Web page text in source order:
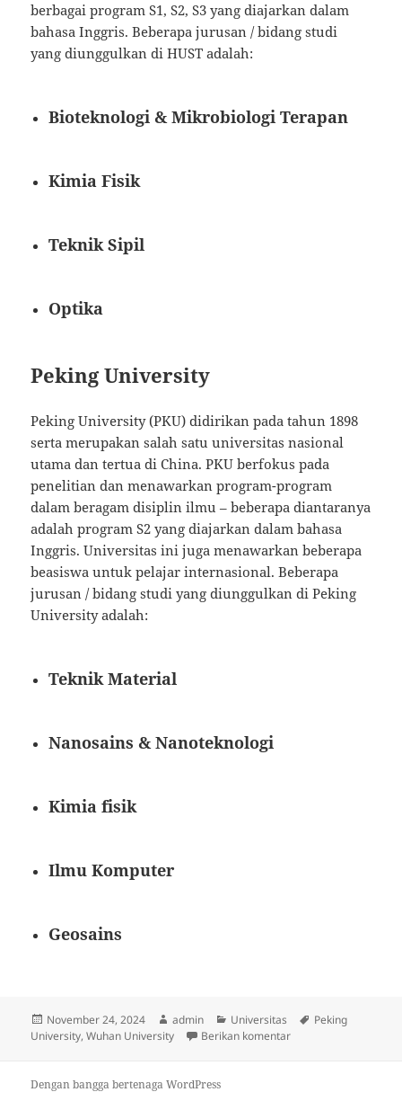
berbagai program S1, S2, S3 yang diajarkan dalam
bahasa Inggris. Beberapa jurusan / bidang studi
yang diunggulkan di HUST adalah:
Bioteknologi & Mikrobiologi Terapan
Kimia Fisik
Teknik Sipil
Optika
Peking University
Peking University (PKU) didirikan pada tahun 1898
serta merupakan salah satu universitas nasional
utama dan tertua di China. PKU berfokus pada
penelitian dan menawarkan program-program
dalam beragam disiplin ilmu – beberapa diantaranya
adalah program S2 yang diajarkan dalam bahasa
Inggris. Universitas ini juga menawarkan beberapa
beasiswa untuk pelajar internasional. Beberapa
jurusan / bidang studi yang diunggulkan di Peking
University adalah:
Teknik Material
Nanosains & Nanoteknologi
Kimia fisik
Ilmu Komputer
Geosains
Diposkan
pada
November 24, 2024 Penulis
admin Kategori
Universitas Tag
Peking
University,Wuhan University Berikan komentaruntuk 5 Universitas
Dengan bangga bertenaga WordPress